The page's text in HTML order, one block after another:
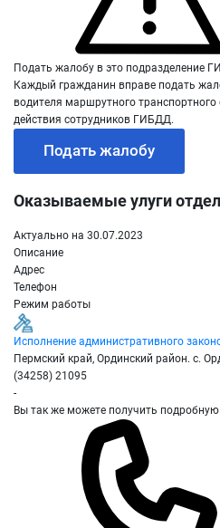
Подать жалобу в это подразделение
Каждый гражданин вправе подать
водителя маршрутного
действия сотрудников ГИБДД.
Подать жалобу
Оказываемые улуги
Актуально на 30.07.2023
Описание
Адрес
Телефон
Режим работы
Исполнение административного
Пермский край, Ординский район. с.
(34258) 21095
-
Вы так же можете получить